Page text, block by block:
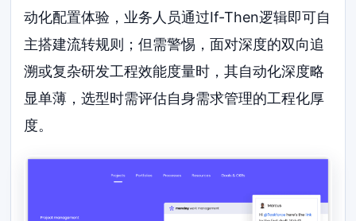
动化配置体验，业务人员通过If-Then逻辑即可自
主搭建流转规则；但需警惕，面对深度的双向追
溯或复杂研发工程效能度量时，其自动化深度略
显单薄，选型时需评估自身需求管理的工程化厚
度。